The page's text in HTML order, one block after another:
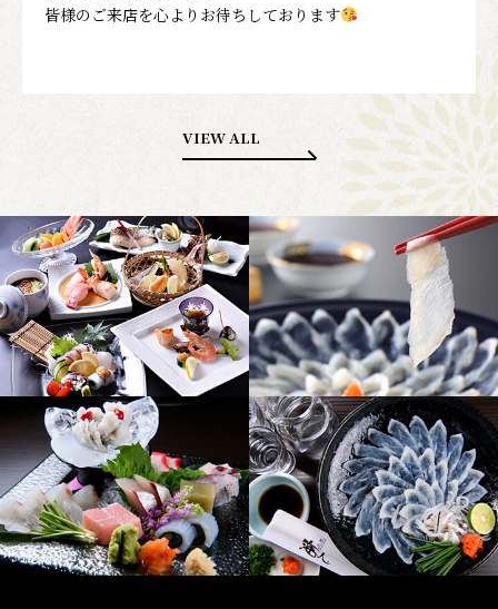
皆様のご来店を心よりお待ちしております
VIEW ALL